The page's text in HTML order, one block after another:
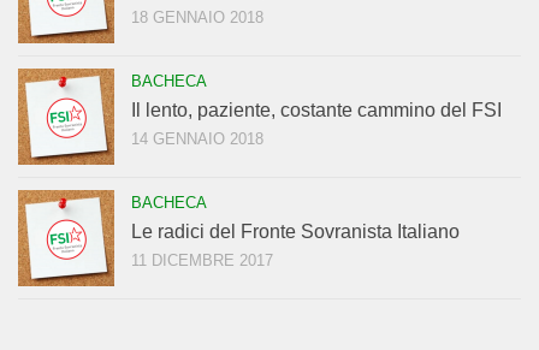
18 GENNAIO 2018
BACHECA
Il lento, paziente, costante cammino del FSI
14 GENNAIO 2018
BACHECA
Le radici del Fronte Sovranista Italiano
11 DICEMBRE 2017